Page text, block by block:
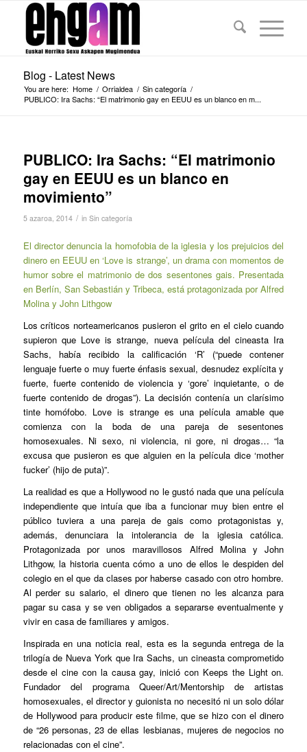
Blog - Latest News
You are here: Home / Orrialdea / Sin categoría /
PUBLICO: Ira Sachs: “El matrimonio gay en EEUU es un blanco en m...
PUBLICO: Ira Sachs: “El matrimonio
gay en EEUU es un blanco en
movimiento”
5 azaroa, 2014 / in Sin categoría
El director denuncia la homofobia de la iglesia y los prejuicios del
dinero en EEUU en ‘Love is strange’, un drama con momentos de
humor sobre el matrimonio de dos sesentones gais. Presentada
en Berlín, San Sebastián y Tribeca, está protagonizada por Alfred
Molina y John Lithgow
Los críticos norteamericanos pusieron el grito en el cielo cuando
supieron que Love is strange, nueva película del cineasta Ira
Sachs, había recibido la calificación ‘R’ (“puede contener
lenguaje fuerte o muy fuerte énfasis sexual, desnudez explícita y
fuerte, fuerte contenido de violencia y ‘gore’ inquietante, o de
fuerte contenido de drogas”). La decisión contenía un clarísimo
tinte homófobo. Love is strange es una película amable que
comienza con la boda de una pareja de sesentones
homosexuales. Ni sexo, ni violencia, ni gore, ni drogas… “la
excusa que pusieron es que alguien en la película dice ‘mother
fucker’ (hijo de puta)”.
La realidad es que a Hollywood no le gustó nada que una película
independiente que intuía que iba a funcionar muy bien entre el
público tuviera a una pareja de gais como protagonistas y,
además, denunciara la intolerancia de la iglesia católica.
Protagonizada por unos maravillosos Alfred Molina y John
Lithgow, la historia cuenta cómo a uno de ellos le despiden del
colegio en el que da clases por haberse casado con otro hombre.
Al perder su salario, el dinero que tienen no les alcanza para
pagar su casa y se ven obligados a separarse eventualmente y
vivir en casa de familiares y amigos.
Inspirada en una noticia real, esta es la segunda entrega de la
trilogía de Nueva York que Ira Sachs, un cineasta comprometido
desde el cine con la causa gay, inició con Keeps the Light on.
Fundador del programa Queer/Art/Mentorship de artistas
homosexuales, el director y guionista no necesitó ni un solo dólar
de Hollywood para producir este filme, que se hizo con el dinero
de “26 personas, 23 de ellas lesbianas, mujeres de negocios no
relacionadas con el cine”.